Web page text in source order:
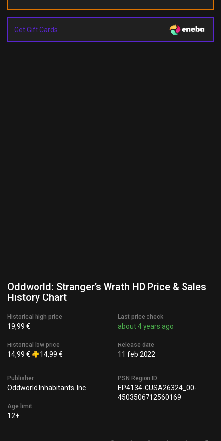
Get Gift Cards
Oddworld: Stranger’s Wrath HD Price & Sales
History Chart
Historical high price
19,99 €
Historical low price
14,99 € 14,99 €
Last price check
about 4 years ago
Release date
11 feb 2022
Publisher
Oddworld Inhabitants. Inc
Age limit
12+
PSN Region ID
EP4134-CUSA26324_00-
4503506712560169